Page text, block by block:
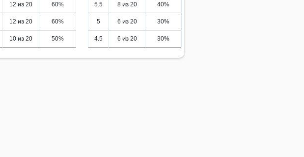
12 из 20 60%
12 из 20 60%
10 из 20 50%
5.5 8 из 20 40%
5 6 из 20 30%
4.5 6 из 20 30%